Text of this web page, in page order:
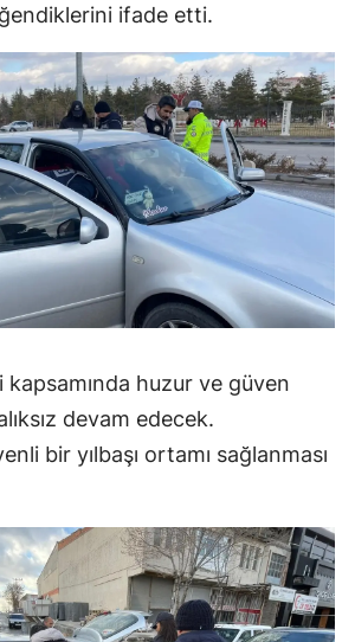
ifade etti.
kapsamında huzur ve güven
devam edecek.
bir yılbaşı ortamı sağlanması